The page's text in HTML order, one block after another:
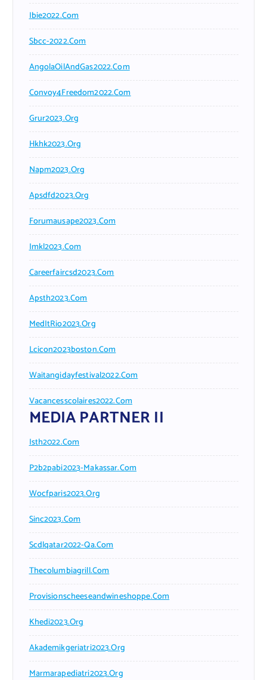
Ibie2022.com
Sbcc-2022.com
AngolaOilAndGas2022.com
Convoy4Freedom2022.com
Grur2023.org
Hkhk2023.org
Napm2023.org
Apsdfd2023.org
Forumausape2023.com
Imkl2023.com
Careerfaircsd2023.com
Apsth2023.com
MedItRio2023.org
Lcicon2023boston.com
Waitangidayfestival2022.com
Vacancesscolaires2022.com
MEDIA PARTNER II
Isth2022.com
P2b2pabi2023-Makassar.com
Wocfparis2023.org
Sinc2023.com
Scdlqatar2022-Qa.com
Thecolumbiagrill.com
Provisionscheeseandwineshoppe.com
Khedi2023.org
Akademikgeriatri2023.org
Marmarapediatri2023.org